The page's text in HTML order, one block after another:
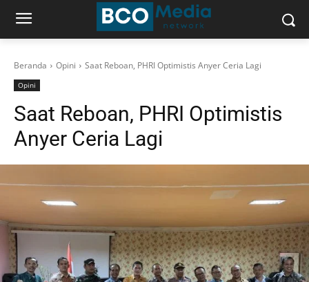
Beranda Opini Saat Reboan, PHRI Optimistis Anyer Ceria Lagi
Opini
Saat Reboan, PHRI Optimistis
Anyer Ceria Lagi